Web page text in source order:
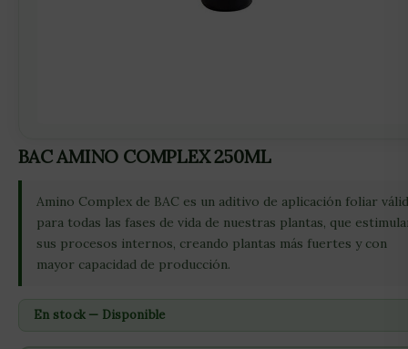
BAC AMINO COMPLEX 250ML
Amino Complex de BAC es un aditivo de aplicación foliar
para todas las fases de vida de nuestras plantas, que
sus procesos internos, creando plantas más fuertes y con
mayor capacidad de producción.
En stock — Disponible